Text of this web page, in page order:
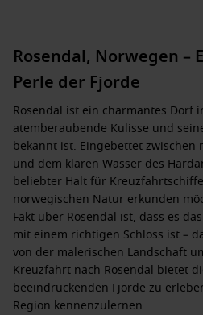
Rosendal, Norwegen –
Perle der Fjorde
Rosendal ist ein charmantes Dorf
atemberaubende Kulisse und
bekannt ist. Eingebettet zwischen
und dem klaren Wasser des
beliebter Halt für
norwegischen Natur erkunden
Fakt über Rosendal ist, dass es
mit einem richtigen Schloss ist –
von der malerischen Landschaft
Kreuzfahrt nach Rosendal bietet
beeindruckenden Fjorde zu
Region kennenzulernen.